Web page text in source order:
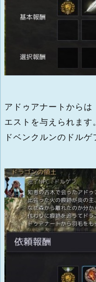
アドゥアナートからは
エストを与えられます。
ドベンクルンのドルゲ